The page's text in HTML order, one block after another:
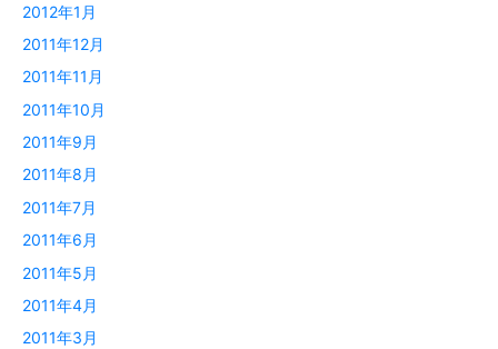
2012年1月
2011年12月
2011年11月
2011年10月
2011年9月
2011年8月
2011年7月
2011年6月
2011年5月
2011年4月
2011年3月